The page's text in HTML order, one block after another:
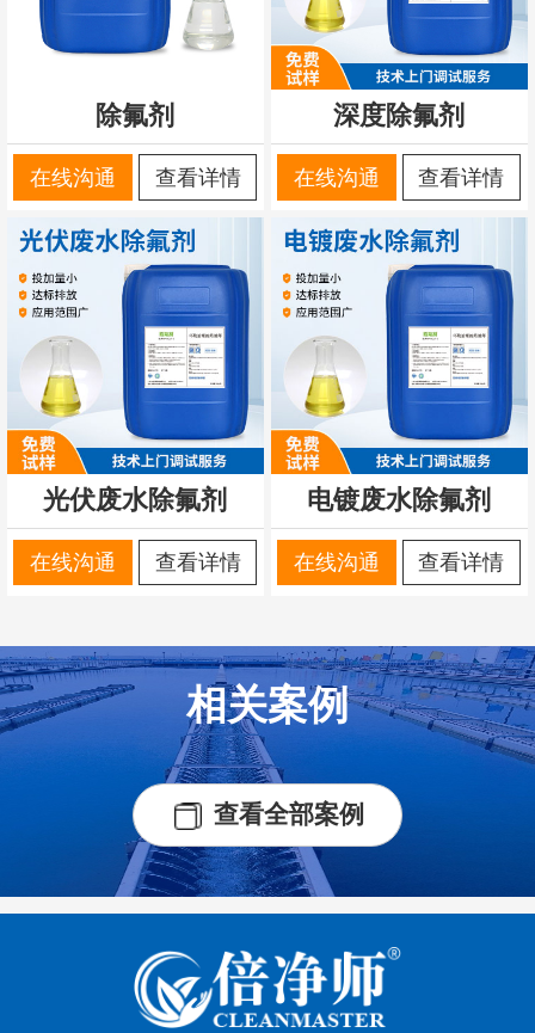
除氟剂
在线沟通 查看详情
深度除氟剂
在线沟通 查看详情
光伏废水除氟剂
在线沟通 查看详情
电镀废水除氟剂
在线沟通 查看详情
相关案例
查看全部案例